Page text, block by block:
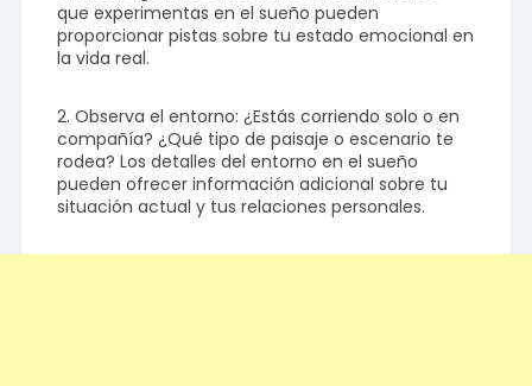
que experimentas en el sueño pueden
proporcionar pistas sobre tu estado emocional en
la vida real.
2. Observa el entorno: ¿Estás corriendo solo o en
compañía? ¿Qué tipo de paisaje o escenario te
rodea? Los detalles del entorno en el sueño
pueden ofrecer información adicional sobre tu
situación actual y tus relaciones personales.